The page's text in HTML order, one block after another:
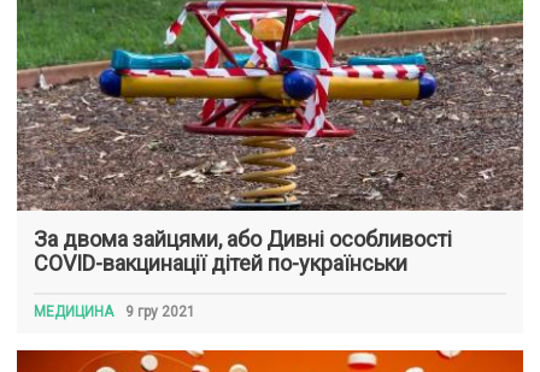
За двома зайцями, або Дивні особливості
COVID-вакцинації дітей по-українськи
МЕДИЦИНА 9 гру 2021